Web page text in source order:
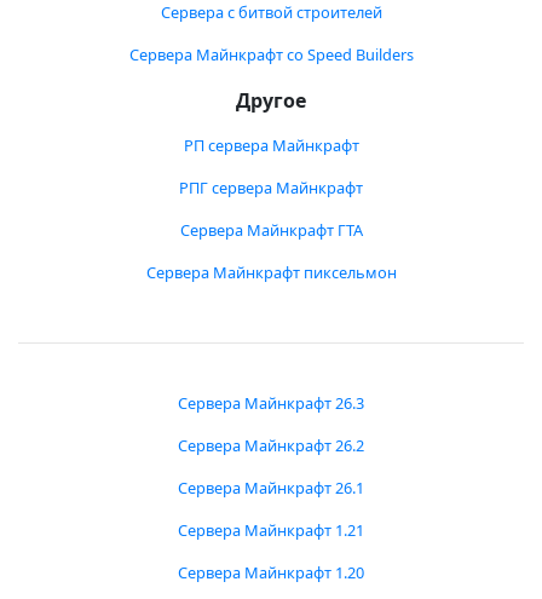
Сервера с битвой строителей
Сервера Майнкрафт со Speed Builders
Другое
РП сервера Майнкрафт
РПГ сервера Майнкрафт
Сервера Майнкрафт ГТА
Сервера Майнкрафт пиксельмон
Сервера Майнкрафт 26.3
Сервера Майнкрафт 26.2
Сервера Майнкрафт 26.1
Сервера Майнкрафт 1.21
Сервера Майнкрафт 1.20